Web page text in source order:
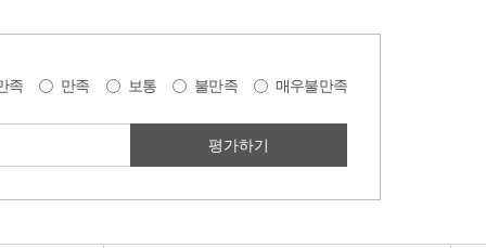
족 만족 보통 불만족 매우불만족